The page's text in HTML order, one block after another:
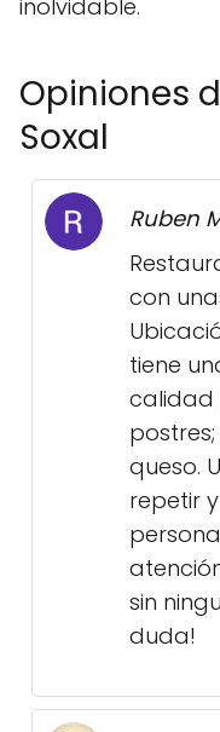
inolvidable.
Opiniones
Soxal
Ruben
con
tiene
calidad
queso.
repetir
sin
duda!